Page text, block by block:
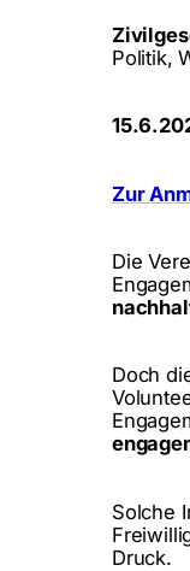
Politik,
Zur
Die
Doch
Solche
Druck.